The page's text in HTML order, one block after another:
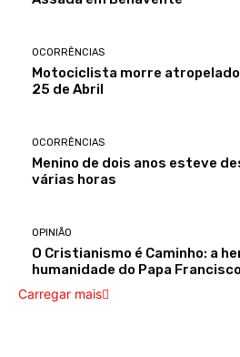
OCORRÊNCIAS
Motociclista morre atropelado
25 de Abril
OCORRÊNCIAS
Menino de dois anos esteve
várias horas
OPINIÃO
O Cristianismo é Caminho: a
humanidade do Papa Francisco
Carregar mais